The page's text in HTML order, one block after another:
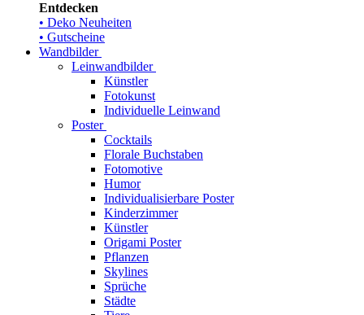
Entdecken
• Deko Neuheiten
• Gutscheine
Wandbilder
Leinwandbilder
Künstler
Fotokunst
Individuelle Leinwand
Poster
Cocktails
Florale Buchstaben
Fotomotive
Humor
Individualisierbare Poster
Kinderzimmer
Künstler
Origami Poster
Pflanzen
Skylines
Sprüche
Städte